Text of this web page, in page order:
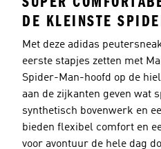
DE KLEINSTE
Met deze adidas
eerste stapjes zetten met
Spider-Man-hoofd op de
aan de zijkanten geven wat
synthetisch bovenwerk en
bieden flexibel comfort en
voor avontuur de hele dag